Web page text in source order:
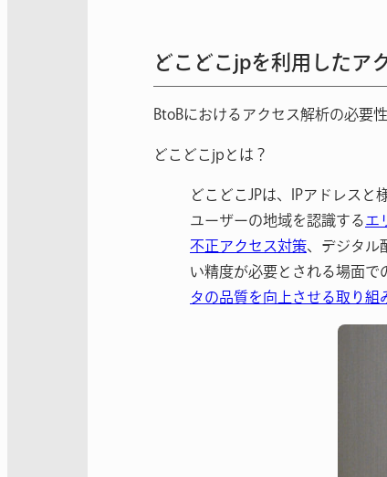
どこどこjpを利用したア
BtoBにおけるアクセス解析の必要
どこどこjpとは？
どこどこJPは、IPアドレス
ユーザーの地域を認識する エ
不正アクセス対策、デジタル
い精度が必要とされる場面で
タの品質を向上させる取り組